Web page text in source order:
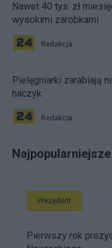
Nawet 40 tys. zł
wysokimi zarobkami
Redakcja
Pielęgniarki zarabiają
haczyk
Redakcja
Najpopularniejsze
Prezydent
Pierwszy rok